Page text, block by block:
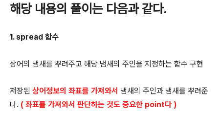
해당 내용의 풀이는 다음과 같다.
1. spread 함수
상어의 냄새를 뿌려주고 해당 냄새의 주인을 지정하는 함수 구현
저장된 상어정보의 좌표를 가져와서 냄새의 주인과 냄새를 뿌려준
다. ( 좌표를 가져와서 판단하는 것도 중요한 point다 )